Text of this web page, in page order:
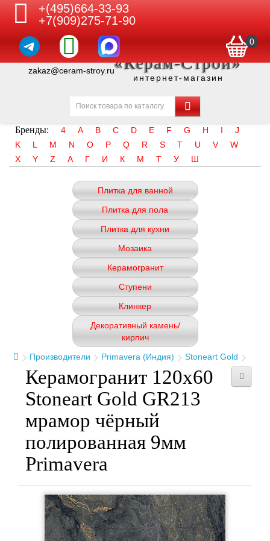
+(495)664-33-93
+7(909)275-71-90
0
zakaz@ceram-stroy.ru«Керам-Строй»
интернет-магазин
Бренды: 4 A B C D E F G H I
J
K
L M N O P Q R S T U V
W
X
Y Z А Г И К М Т У Ш
Плитка для ванной
Плитка для пола
Плитка для кухни
Мозаика
Керамогранит
Ступени
Клинкер
Декоративный камень/
кирпич
Производители
Primavera (Индия) Stoneart Gold
Керамогранит 120x60
Stoneart Gold GR213
мрамор чёрный
полированная 9мм
Primavera